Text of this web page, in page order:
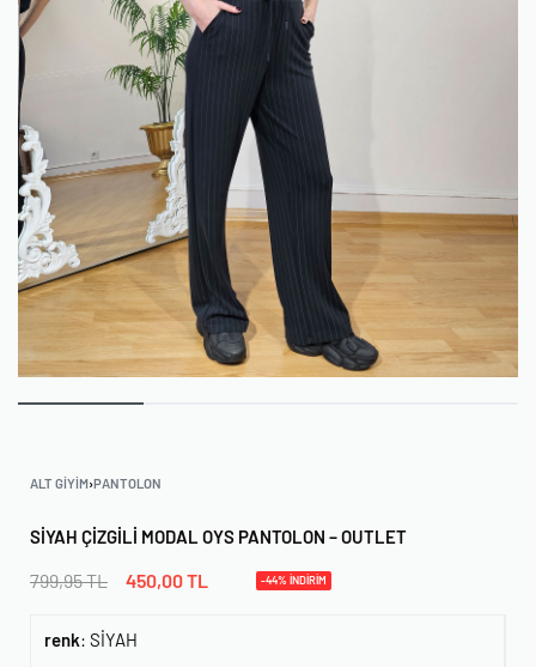
ALT GIYIM›PANTOLON
SIYAH ÇIZGILI MODAL OYS PANTOLON – OUTLET
799,95TL 450,00TL -44% İNDİRİM
renk: SİYAH